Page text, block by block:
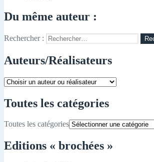
Du même auteur :
Rechercher :
Auteurs/Réalisateurs
Toutes les catégories
Toutes les catégories
Editions « brochées »